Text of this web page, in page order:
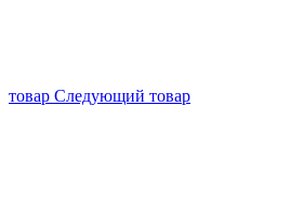
товар Следующий товар